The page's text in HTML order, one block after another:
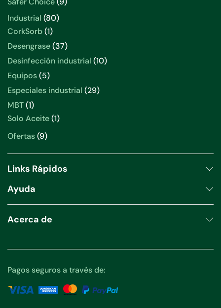
Industrial 8080
CorkSorb 11
producto
Desengrase 3737
productos
Desinfección industrial 1010
Equipos 55
productos
Especiales industrial 2929
MBT 11
producto
Solo Aceite 11
Ofertas 99
Links Rápidos
Ayuda
Acerca de
Pagos seguros a través de: